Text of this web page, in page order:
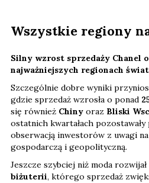
Wszystkie regiony
Silny wzrost sprzedaży Chanel
najważniejszych regionach
Szczególnie dobre wyniki
gdzie sprzedaż wzrosła o ponad
się również Chiny oraz Bliski
ostatnich kwartałach
obserwacją inwestorów z uwagi
gospodarczą i geopolityczną.
Jeszcze szybciej niż moda
biżuterii, którego sprzedaż